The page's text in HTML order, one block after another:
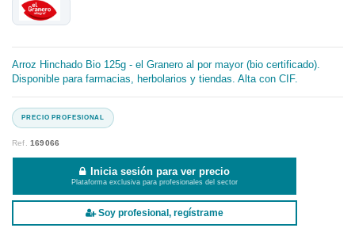
Arroz Hinchado Bio 125g - el Granero al por mayor (bio certificado).
Disponible para farmacias, herbolarios y tiendas. Alta con CIF.
Ref.169066
Inicia sesión para ver precio
Plataforma exclusiva para profesionales del sector
Soy profesional, regístrame